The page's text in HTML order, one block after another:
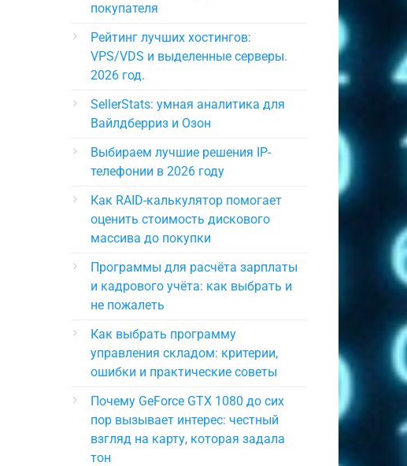
покупателя
Рейтинг лучших хостингов:
VPS/VDS и выделенные серверы.
2026 год.
SellerStats: умная аналитика для
Вайлдберриз и Озон
Выбираем лучшие решения IP-
телефонии в 2026 году
Как RAID-калькулятор помогает
оценить стоимость дискового
массива до покупки
Программы для расчёта зарплаты
и кадрового учёта: как выбрать и
не пожалеть
Как выбрать программу
управления складом: критерии,
ошибки и практические советы
Почему GeForce GTX 1080 до сих
пор вызывает интерес: честный
взгляд на карту, которая задала
тон